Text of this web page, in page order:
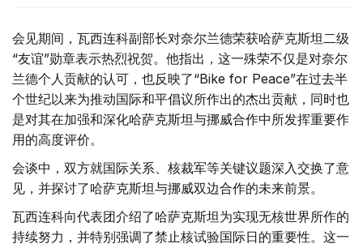
会见期间，瓦西连科副部长对奈尔兰德荣获哈萨克斯坦二级
“友谊”勋章表示热烈祝贺。他指出，这一殊荣不仅是对奈尔
兰德个人贡献的认可，也反映了“Bike for Peace”在过去半
个世纪以来为推动国际和平倡议所作出的杰出贡献，同时也
是对其在加强和深化哈萨克斯坦与挪威合作中所发挥重要作
用的高度评价。
会谈中，双方就国际关系、核裁军等关键议题深入交换了意
见，并探讨了哈萨克斯坦与挪威双边合作的未来前景。
瓦西连科向代表团介绍了哈萨克斯坦为实现无核世界所作的
持续努力，并特别强调了禁止核试验国际日的重要性。这一